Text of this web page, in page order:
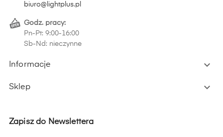
biuro@lightplus.pl
Godz. pracy:
Pn-Pt: 9:00-16:00
Sb-Nd: nieczynne
Informacje 
Sklep 
Zapisz do Newslettera